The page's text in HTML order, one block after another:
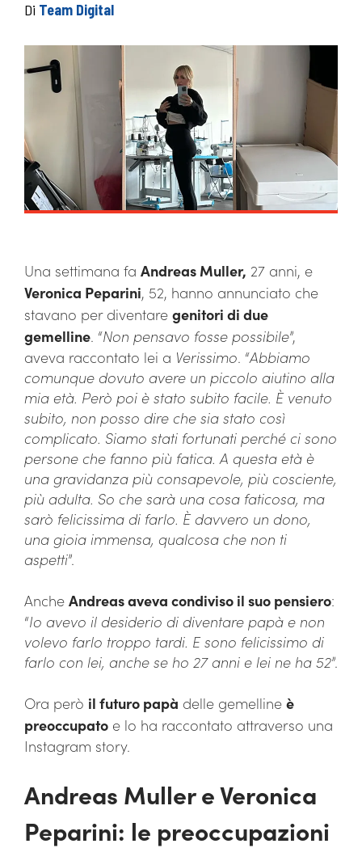
Di Team Digital
Una settimana fa Andreas Muller, 27 anni, e
Veronica Peparini, 52, hanno annunciato che
stavano per diventare genitori di due
gemelline. “Non pensavo fosse possibile”,
aveva raccontato lei a Verissimo. “Abbiamo
comunque dovuto avere un piccolo aiutino alla
mia età. Però poi è stato subito facile. È venuto
subito, non posso dire che sia stato così
complicato. Siamo stati fortunati perché ci sono
persone che fanno più fatica. A questa età è
una gravidanza più consapevole, più cosciente,
più adulta. So che sarà una cosa faticosa, ma
sarò felicissima di farlo. È davvero un dono,
una gioia immensa, qualcosa che non ti
aspetti”.
Anche Andreas aveva condiviso il suo pensiero:
“Io avevo il desiderio di diventare papà e non
volevo farlo troppo tardi. E sono felicissimo di
farlo con lei, anche se ho 27 anni e lei ne ha 52”.
Ora però il futuro papà delle gemelline è
preoccupato e lo ha raccontato attraverso una
Instagram story.
Andreas Muller e Veronica
Peparini: le preoccupazioni